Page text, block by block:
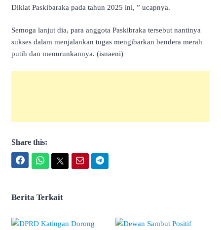
Diklat Paskibaraka pada tahun 2025 ini, ” ucapnya.
Semoga lanjut dia, para anggota Paskibraka tersebut nantinya
sukses dalam menjalankan tugas mengibarkan bendera merah
putih dan menurunkannya. (isnaeni)
Share this:
Berita Terkait